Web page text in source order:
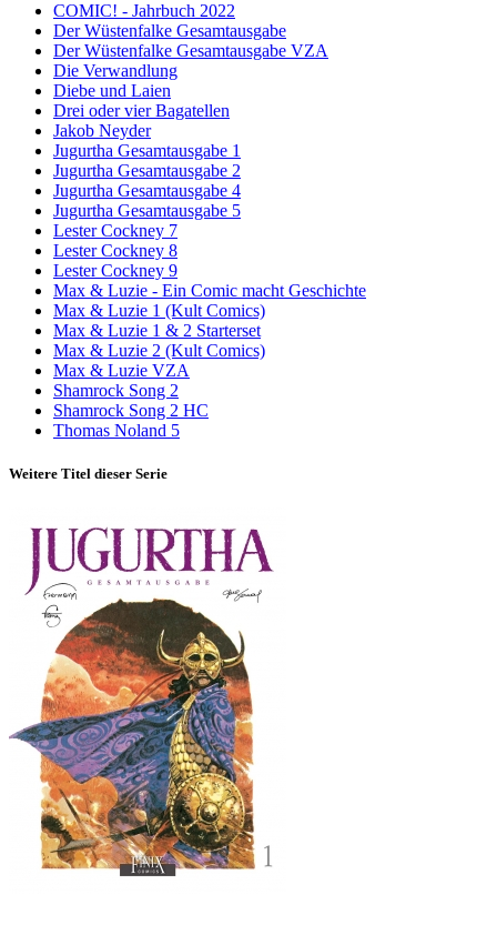
COMIC! - Jahrbuch 2022
Der Wüstenfalke Gesamtausgabe
Der Wüstenfalke Gesamtausgabe VZA
Die Verwandlung
Diebe und Laien
Drei oder vier Bagatellen
Jakob Neyder
Jugurtha Gesamtausgabe 1
Jugurtha Gesamtausgabe 2
Jugurtha Gesamtausgabe 4
Jugurtha Gesamtausgabe 5
Lester Cockney 7
Lester Cockney 8
Lester Cockney 9
Max & Luzie - Ein Comic macht Geschichte
Max & Luzie 1 (Kult Comics)
Max & Luzie 1 & 2 Starterset
Max & Luzie 2 (Kult Comics)
Max & Luzie VZA
Shamrock Song 2
Shamrock Song 2 HC
Thomas Noland 5
Weitere Titel dieser Serie